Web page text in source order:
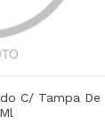
C/ Tampa De